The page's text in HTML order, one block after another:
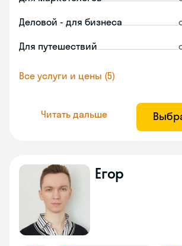
Деловой - для бизнеса
Для путешествий
Все услуги и цены (5)
Читать дальше
Егор